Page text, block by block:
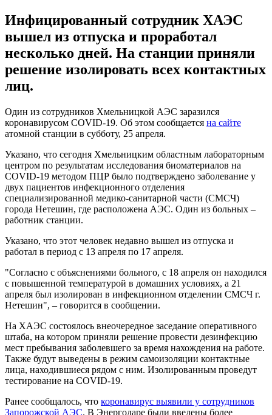
Инфицированный сотрудник ХАЭС
вышел из отпуска и проработал
несколько дней. На станции приняли
решение изолировать всех контактных
лиц.
Один из сотрудников Хмельницкой АЭС заразился
коронавирусом COVID-19. Об этом сообщается на сайте
атомной станции в субботу, 25 апреля.
Указано, что сегодня Хмельницким областным лабораторным
центром по результатам исследования биоматериалов на
COVID-19 методом ПЦР было подтверждено заболевание у
двух пациентов инфекционного отделения
специализированной медико-санитарной части (СМСЧ)
города Нетешин, где расположена АЭС. Один из больных –
работник станции.
Указано, что этот человек недавно вышел из отпуска и
работал в период с 13 апреля по 17 апреля.
"Согласно с объяснениями больного, с 18 апреля он находился
с повышенной температурой в домашних условиях, а 21
апреля был изолирован в инфекционном отделении СМСЧ г.
Нетешин", – говорится в сообщении.
На ХАЭС состоялось внеочередное заседание оперативного
штаба, на котором приняли решение провести дезинфекцию
мест пребывания заболевшего за время нахождения на работе.
Также будут выведены в режим самоизоляции контактные
лица, находившиеся рядом с ним. Изолированным проведут
тестирование на COVID-19.
Ранее сообщалось, что коронавирус выявили у сотрудников
Запорожской АЭС. В Энергодаре были введены более